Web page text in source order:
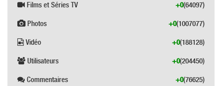
Films et Séries TV (64097)
+0
Photos (1007077)
+0
Vidéo (188128)
+0
Utilisateurs (204450)
+0
Commentaires (76625)
+0